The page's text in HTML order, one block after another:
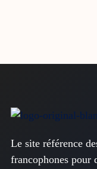
Le site référence
francophones pour